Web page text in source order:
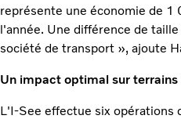
représente une économie de
l'année. Une différence de
société de transport », ajoute
Un impact optimal sur terrains
L'I-See effectue six opérations